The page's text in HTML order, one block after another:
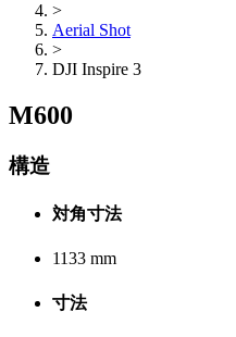
>
Aerial Shot
>
DJI Inspire 3
M600
構造
対角寸法
1133 mm
寸法